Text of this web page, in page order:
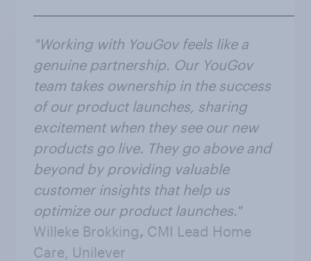
"Working with YouGov feels like a
genuine partnership. Our YouGov
team takes ownership in the success
of our product launches, sharing
excitement when they see our new
products go live. They go above and
beyond by providing valuable
customer insights that help us
optimize our product launches."
Willeke Brokking, CMI Lead Home
Care, Unilever